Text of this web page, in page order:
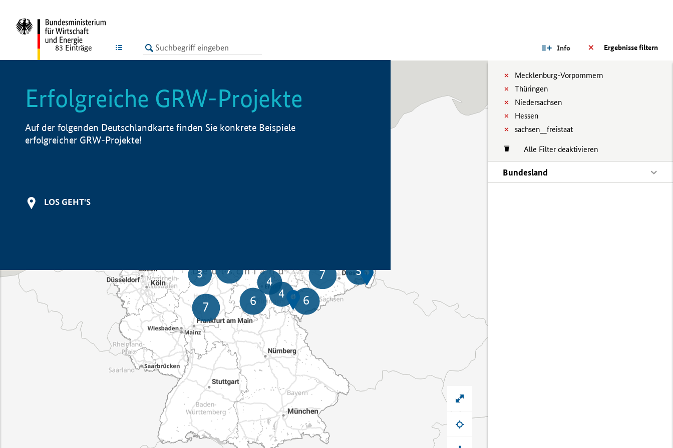
LISTE Ergebnisse filtern
Info
Mecklenburg-Vorpommern
Thüringen
Niedersachsen
Hessen
sachsen__freistaat
Alle Filter deaktivieren
Bundesland
83 Einträge
Erfolgreiche GRW-Projekte
Auf der folgenden Deutschlandkarte finden Sie konkrete Beispiele
erfolgreicher GRW-Projekte!
LOS GEHT'S